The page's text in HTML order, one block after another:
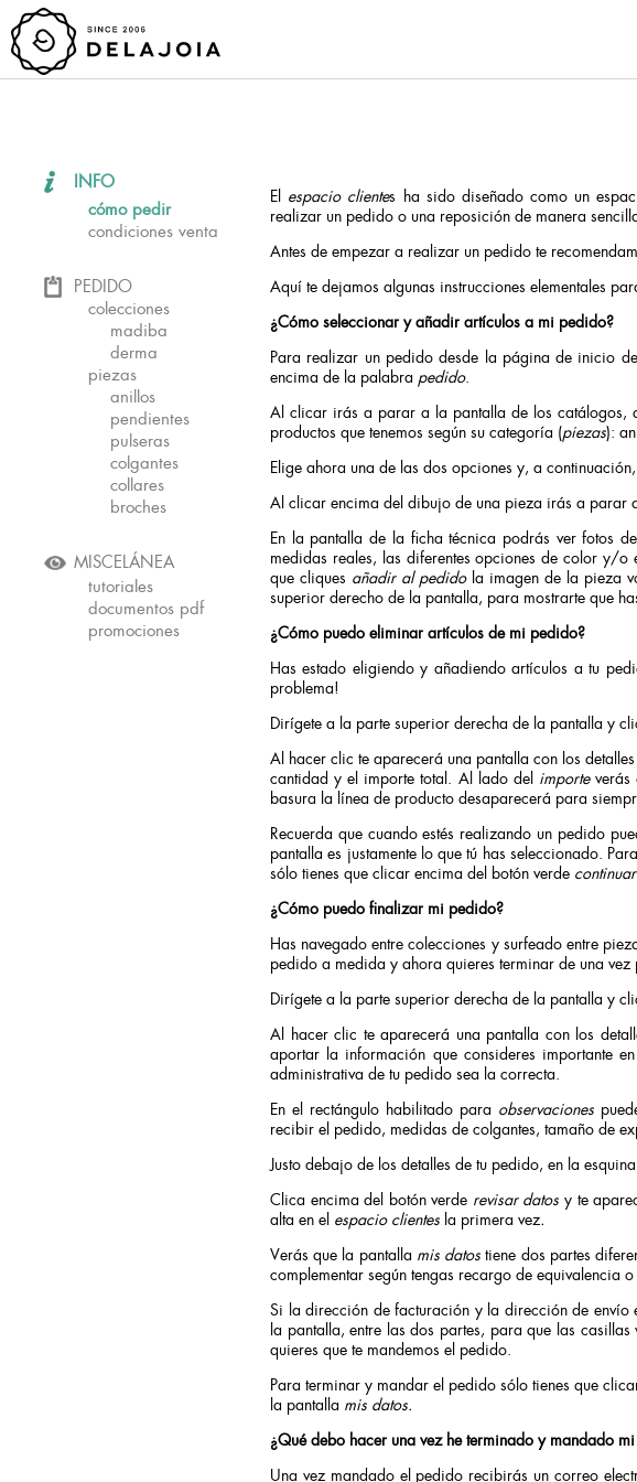
INFO
cómo pedir
condiciones venta
PEDIDO
colecciones
madiba
derma
piezas
anillos
pendientes
pulseras
colgantes
collares
broches
MISCELÁNEA
tutoriales
documentos pdf
promociones
El espacio clientes ha sido diseñado como un
realizar un pedido o una reposición de manera
Antes de empezar a realizar un pedido te
Aquí te dejamos algunas instrucciones elementales
¿Cómo seleccionar y añadir artículos a mi pedido?
Para realizar un pedido desde la página de inicio del
encima de la palabra pedido.
Al clicar irás a parar a la pantalla de los catálogos,
productos que tenemos según su categoría (piezas):
Elige ahora una de las dos opciones y, a
Al clicar encima del dibujo de una pieza irás a parar
En la pantalla de la ficha técnica podrás ver fotos
medidas reales, las diferentes opciones de color y/
que cliques añadir al pedido la imagen de la pieza
superior derecho de la pantalla, para mostrarte que
¿Cómo puedo eliminar artículos de mi pedido?
Has estado eligiendo y añadiendo artículos a tu
problema!
Dirígete a la parte superior derecha de la pantalla y
Al hacer clic te aparecerá una pantalla con los
cantidad y el importe total. Al lado del importe
basura la línea de producto desaparecerá para
Recuerda que cuando estés realizando un pedido
pantalla es justamente lo que tú has seleccionado.
sólo tienes que clicar encima del botón verde
¿Cómo puedo finalizar mi pedido?
Has navegado entre colecciones y surfeado entre
pedido a medida y ahora quieres terminar de una
Dirígete a la parte superior derecha de la pantalla y
Al hacer clic te aparecerá una pantalla con los
aportar la información que consideres importante
administrativa de tu pedido sea la correcta.
En el rectángulo habilitado para observaciones
recibir el pedido, medidas de colgantes, tamaño de
Justo debajo de los detalles de tu pedido, en la
Clica encima del botón verde revisar datos y te
alta en el espacio clientes la primera vez.
Verás que la pantalla mis datos tiene dos partes
complementar según tengas recargo de equivalencia
Si la dirección de facturación y la dirección de envío
la pantalla, entre las dos partes, para que las
quieres que te mandemos el pedido.
Para terminar y mandar el pedido sólo tienes que
la pantalla mis datos.
¿Qué debo hacer una vez he terminado y mandado
Una vez mandado el pedido recibirás un correo